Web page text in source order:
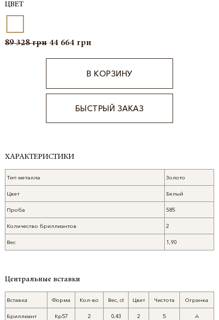
ЦВЕТ
89 328грн 44 664 грн
В КОРЗИНУ
БЫСТРЫЙ ЗАКАЗ
ХАРАКТЕРИСТИКИ
Тип металла Золото
Цвет Белый
Проба 585
Количество бриллиантов 2
Вес 1,90
Центральные вставки
Вставка Форма Кол-во Вес, ct Цвет Чистота Огранка
Бриллиант Кр57 2 0,43 2 5 A